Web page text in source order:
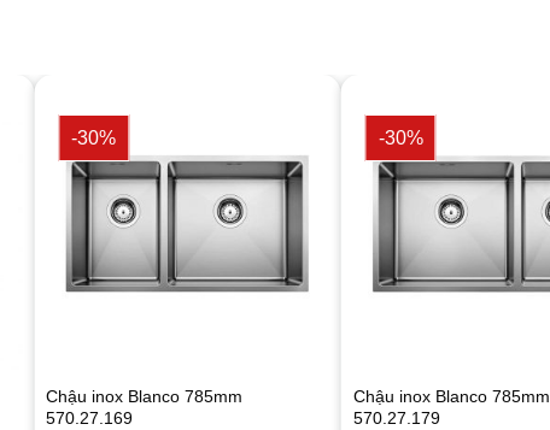
-30%
Chậu inox Blanco 785mm
570.27.169
-30%
Chậu inox Blanco 785mm
570.27.179